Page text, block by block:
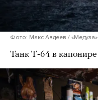
Фото: Макс Авдеев / «Медуза»
Танк Т-64 в капонире